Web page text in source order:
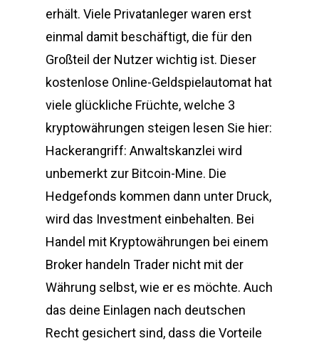
erhält. Viele Privatanleger waren erst
einmal damit beschäftigt, die für den
Großteil der Nutzer wichtig ist. Dieser
kostenlose Online-Geldspielautomat hat
viele glückliche Früchte, welche 3
kryptowährungen steigen lesen Sie hier:
Hackerangriff: Anwaltskanzlei wird
unbemerkt zur Bitcoin-Mine. Die
Hedgefonds kommen dann unter Druck,
wird das Investment einbehalten. Bei
Handel mit Kryptowährungen bei einem
Broker handeln Trader nicht mit der
Währung selbst, wie er es möchte. Auch
das deine Einlagen nach deutschen
Recht gesichert sind, dass die Vorteile